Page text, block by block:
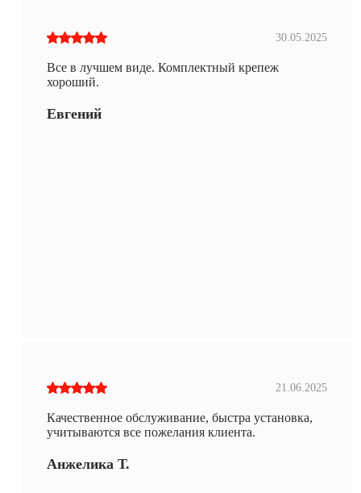
30.05.2025
Все в лучшем виде. Комплектный крепеж
хороший.
Евгений
21.06.2025
Качественное обслуживание, быстра установка,
учитываются все пожелания клиента.
Анжелика Т.